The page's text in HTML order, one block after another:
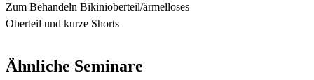
Zum Behandeln Bikinioberteil/ärmelloses
Oberteil und kurze Shorts
Ähnliche Seminare